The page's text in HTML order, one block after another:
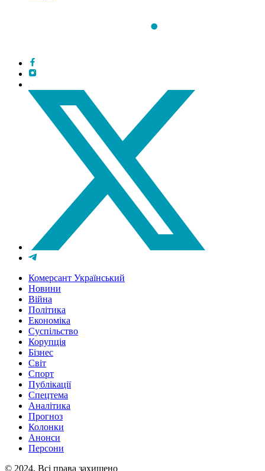
Комерсант Український
Новини
Війна
Політика
Економіка
Суспільство
Корупція
Бізнес
Світ
Спорт
Публікації
Спецтема
Аналітика
Прогноз
Колонки
Анонси
Персони
© 2024, Всі права захищено